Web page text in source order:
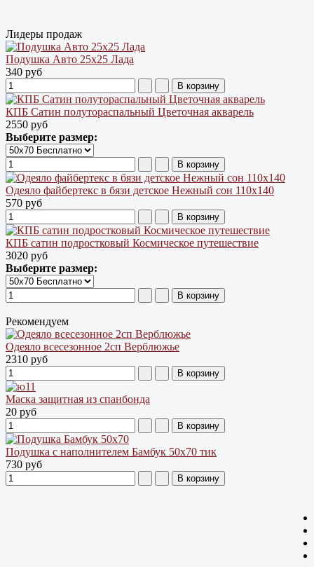
Лидеры продаж
Подушка Авто 25х25 Лада
340 руб
КПБ Сатин полутораспальный Цветочная акварель
2550 руб
Выберите размер:
Одеяло файбертекс в бязи детское Нежный сон 110х140
570 руб
КПБ сатин подростковый Космическое путешествие
3020 руб
Выберите размер:
Рекомендуем
Одеяло всесезонное 2сп Верблюжье
2310 руб
Маска защитная из спанбонда
20 руб
Подушка с наполнителем Бамбук 50х70 тик
730 руб